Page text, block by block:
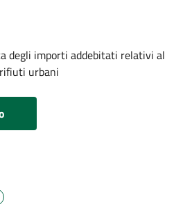
degli importi addebitati relativi al
urbani